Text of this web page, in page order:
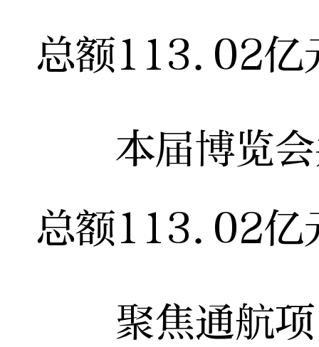
总额113.02
本届博览会
总额113.02
聚焦通航项